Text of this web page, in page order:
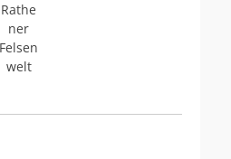
Rathe
ner
Felsen
welt